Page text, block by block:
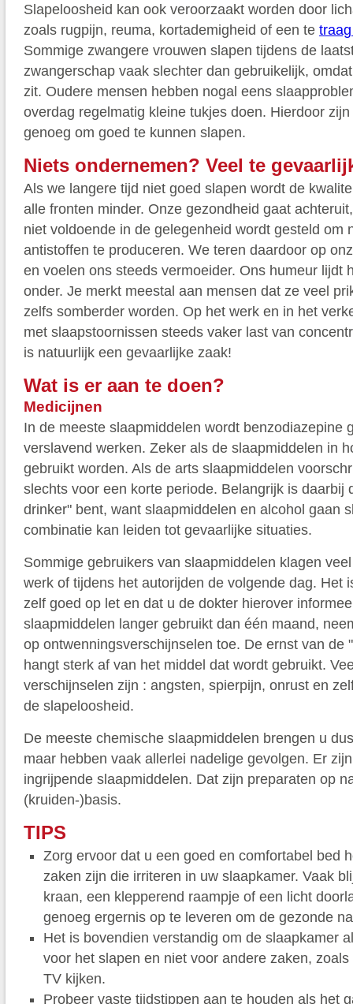
Slapeloosheid kan ook veroorzaakt worden door
zoals rugpijn, reuma, kortademigheid of een te
Sommige zwangere vrouwen slapen tijdens de
zwangerschap vaak slechter dan gebruikelijk,
zit. Oudere mensen hebben nogal eens
overdag regelmatig kleine tukjes doen. Hierdoor
genoeg om goed te kunnen slapen.
Niets ondernemen? Veel te
Als we langere tijd niet goed slapen wordt de
alle fronten minder. Onze gezondheid gaat
niet voldoende in de gelegenheid wordt gesteld om
antistoffen te produceren. We teren daardoor op
en voelen ons steeds vermoeider. Ons humeur lijdt
onder. Je merkt meestal aan mensen dat ze veel
zelfs somberder worden. Op het werk en in het
met slaapstoornissen steeds vaker last van
is natuurlijk een gevaarlijke zaak!
Wat is er aan te doen?
Medicijnen
In de meeste slaapmiddelen wordt benzodiazepine
verslavend werken. Zeker als de slaapmiddelen in
gebruikt worden. Als de arts slaapmiddelen
slechts voor een korte periode. Belangrijk is daarbij
drinker" bent, want slaapmiddelen en alcohol gaan
combinatie kan leiden tot gevaarlijke situaties.
Sommige gebruikers van slaapmiddelen klagen
werk of tijdens het autorijden de volgende dag. Het
zelf goed op let en dat u de dokter hierover
slaapmiddelen langer gebruikt dan één maand,
op ontwenningsverschijnselen toe. De ernst van de
hangt sterk af van het middel dat wordt gebruikt.
verschijnselen zijn : angsten, spierpijn, onrust en
de slapeloosheid.
De meeste chemische slaapmiddelen brengen u
maar hebben vaak allerlei nadelige gevolgen. Er
ingrijpende slaapmiddelen. Dat zijn preparaten op
(kruiden-)basis.
TIPS
Zorg ervoor dat u een goed en comfortabel bed
zaken zijn die irriteren in uw slaapkamer. Vaak
kraan, een klepperend raampje of een licht
genoeg ergernis op te leveren om de gezonde
Het is bovendien verstandig om de slaapkamer
voor het slapen en niet voor andere zaken,
TV kijken.
Probeer vaste tijdstippen aan te houden als het